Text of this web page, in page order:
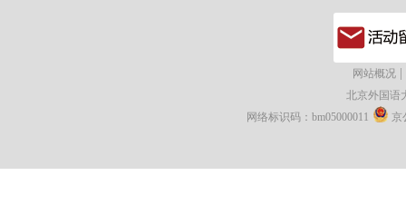
网站概况
北京外国语
网络标识码：bm05000011
京